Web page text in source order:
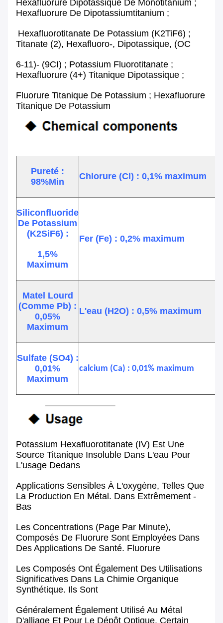
Hexafluorure Dipotassique De Monotitanium ;
Hexafluorure De Dipotassiumtitanium ;
Hexafluorotitanate De Potassium (K2TiF6) ;
Titanate (2), Hexafluoro-, Dipotassique, (OC
6-11)- (9CI) ; Potassium Fluorotitanate ;
Hexafluorure (4+) Titanique Dipotassique ;
Fluorure Titanique De Potassium ; Hexafluorure
Titanique De Potassium
Pureté :
98%min
Chlorure (Cl) : 0,1% maximum
Siliconfluoride
De Potassium
(K2SiF6) :
1,5%
Maximum
Fer (Fe) : 0,2% maximum
Matel Lourd
(comme Pb) :
0,05%
Maximum
L'eau (H2O) : 0,5% maximum
Sulfate (SO4) :
0,01%
Maximum
calcium (Ca) : 0,01% maximum
Potassium Hexafluorotitanate (IV) Est Une
Source Titanique Insoluble Dans L'eau Pour
L'usage Dedans
Applications Sensibles À L'oxygène, Telles Que
La Production En Métal. Dans Extrêmement -
Bas
Les Concentrations (page Par Minute),
Composés De Fluorure Sont Employées Dans
Des Applications De Santé. Fluorure
Les Composés Ont Également Des Utilisations
Significatives Dans La Chimie Organique
Synthétique. Ils Sont
Généralement Également Utilisé Au Métal
D'alliage Et Pour Le Dépôt Optique. Certain